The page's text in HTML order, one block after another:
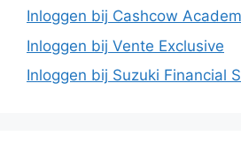
Inloggen bij Cashcow
Inloggen bij Vente Exclusive
Inloggen bij Suzuki Financial